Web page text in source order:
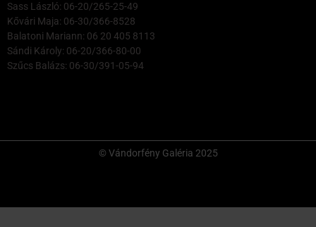
Sass László: 06-20/265-25-49
Kővári Maja: 06-30/366-8528
Balatoni Mariann: 06 20 405 8113
Sándi Károly: 06-20/366-80-00
Szűcs Balázs: 06-30/391-05-94
© Vándorfény Galéria 2025